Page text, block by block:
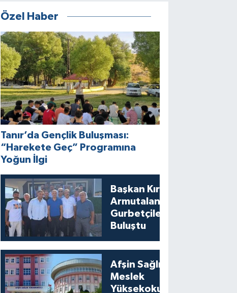
Özel Haber
Tanır’da Gençlik Buluşması:
“Harekete Geç” Programına
Yoğun İlgi
Başkan Kıraç
Armutalan’da
Gurbetçilerle
Buluştu
Afşin Sağlık ve
Meslek
Yüksekokullarında